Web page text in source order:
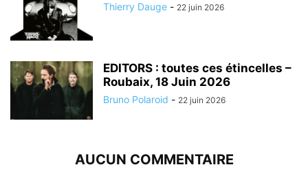
Thierry Dauge - 22 juin 2026
EDITORS : toutes ces étincelles –
Roubaix, 18 Juin 2026
Bruno Polaroid - 22 juin 2026
AUCUN COMMENTAIRE